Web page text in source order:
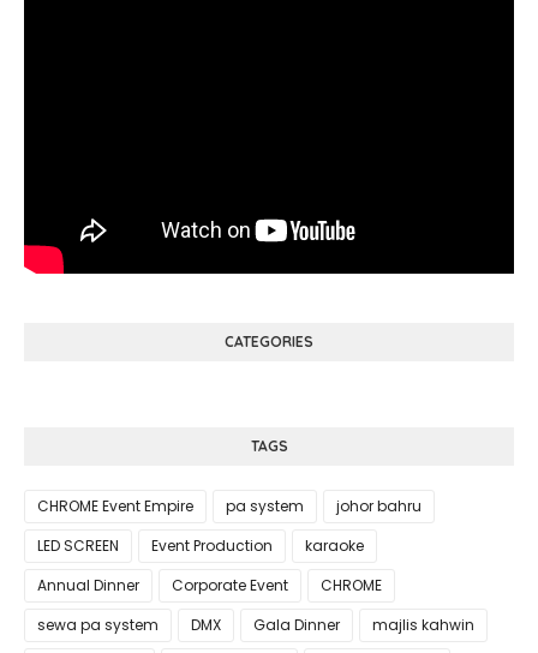
CATEGORIES
TAGS
CHROME Event Empire pa system
johor bahru
LED SCREEN
Event Production
karaoke
Annual Dinner
Corporate Event
CHROME
sewa pa system
DMX Gala Dinner
majlis kahwin